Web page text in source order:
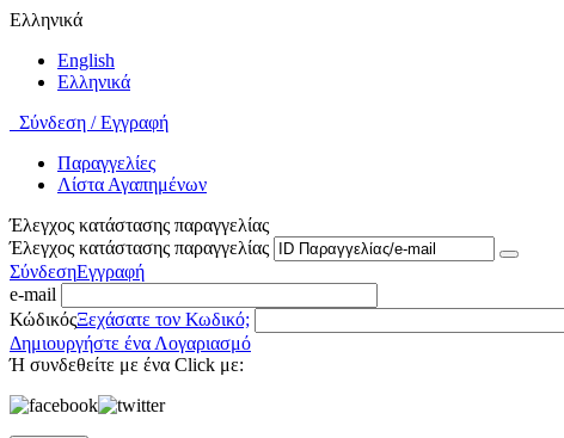
Ελληνικά
English
Ελληνικά
Σύνδεση / Εγγραφή
Παραγγελίες
Λίστα Αγαπημένων
Έλεγχος κατάστασης παραγγελίας
Έλεγχος κατάστασης παραγγελίας
ΣύνδεσηΕγγραφή
e-mail
ΚώδικόςΞεχάσατε τον Κωδικό;
Δημιουργήστε ένα Λογαριασμό
Ή συνδεθείτε με ένα Click με: